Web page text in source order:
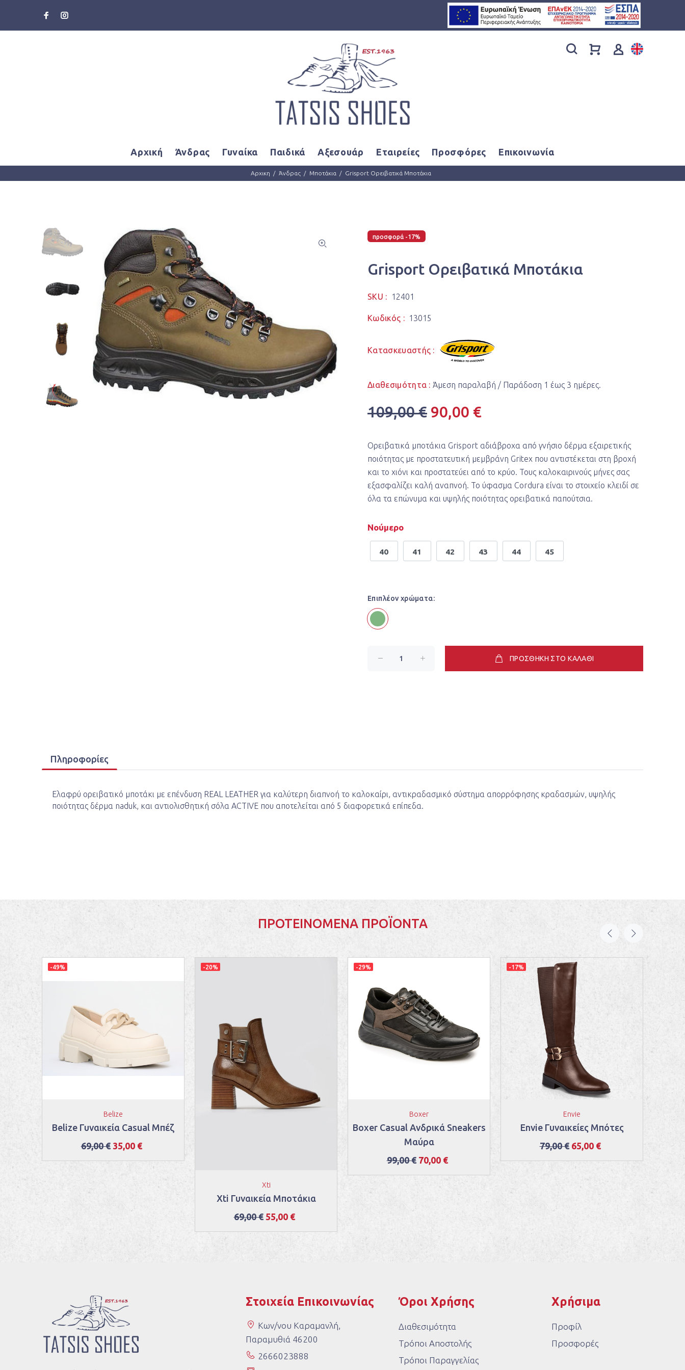
Αρχική Άνδρας Γυναίκα Παιδικά Αξεσουάρ Εταιρείες Προσφόρες Επικοινωνία
Αρχικη Άνδρας Μποτάκια Grisport Ορειβατικά Μποτάκια
προσφορά -17%
Grisport Ορειβατικά Μποτάκια
SKU : 12401
Κωδικός : 13015
Κατασκευαστής :
Διαθεσιμότητα :Άμεση παραλαβή / Παράδoση 1 έως 3 ημέρες.
109,00 € 90,00 €
Ορειβατικά μποτάκια Grisport αδιάβροχα από γνήσιο δέρμα εξαιρετικής
ποιότητας με προστατευτική μεμβράνη Gritex που αντιστέκεται στη βροχή
και το χιόνι και προστατεύει από το κρύο. Τους καλοκαιρινούς μήνες σας
εξασφαλίζει καλή αναπνοή. Το ύφασμα Cordura είναι το στοιχείο κλειδί σε
όλα τα επώνυμα και υψηλής ποιότητας ορειβατικά παπούτσια.
Νούμερο
40 41 42 43 44 45
Επιπλέον χρώματα:
ΠΡΟΣΘΗΚΗ ΣΤΟ ΚΑΛΑΘΙ
Πληροφορίες
Ελαφρύ ορειβατικό μποτάκι με επένδυση REAL LEATHER για καλύτερη διαπνοή το καλοκαίρι, αντικραδασμικό σύστημα απορρόφησης κραδασμών, υψηλής
ποιότητας δέρμα naduk, και αντιολισθητική σόλα ACTIVE που αποτελείται από 5 διαφορετικά επίπεδα.
ΠΡΟΤΕΙΝΌΜΕΝΑ ΠΡΟΪΌΝΤΑ
-49%
Belize
Belize Γυναικεία Casual Μπέζ
69,00 € 35,00 €
-20%
Xti
Xti Γυναικεία Μποτάκια
69,00 € 55,00 €
-29%
Boxer
Boxer Casual Ανδρικά Sneakers
Μαύρα
99,00 € 70,00 €
-17%
Envie
Envie Γυναικείες Μπότες
79,00 € 65,00 €
Στοιχεία Επικοινωνίας
Κων/νου Καραμανλή,
Παραμυθιά 46200
2666023888
Όροι Χρήσης
Διαθεσιμότητα
Τρόποι Αποστολής
Τρόποι Παραγγελίας
Χρήσιμα
Προφίλ
Προσφορές